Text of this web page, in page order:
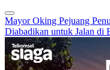
Mayor Oking Pejuang
Diabadikan untuk Jalan di